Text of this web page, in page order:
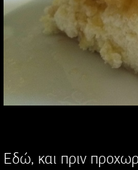
Εδώ, και πριν